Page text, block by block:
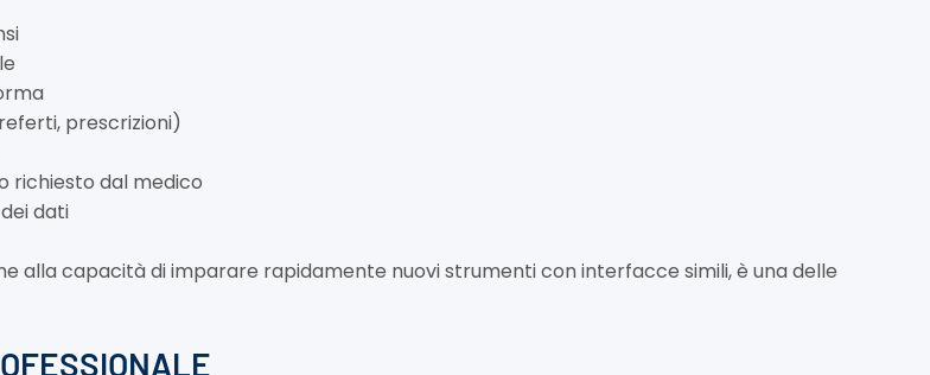
prescrizioni)
richiesto dal medico
dati
alla capacità di imparare rapidamente nuovi strumenti con interfacce simili, è una delle